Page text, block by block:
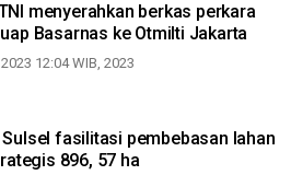
menyerahkan berkas perkara
Basarnas ke Otmilti Jakarta
12:04 WIB, 2023
fasilitasi pembebasan lahan
896, 57 ha